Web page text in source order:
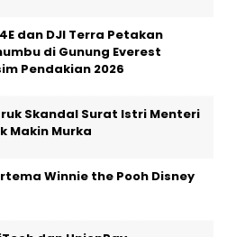
dan DJI Terra Petakan
di Gunung Everest
Pendakian 2026
Skandal Surat Istri Menteri
Makin Murka
Winnie the Pooh Disney